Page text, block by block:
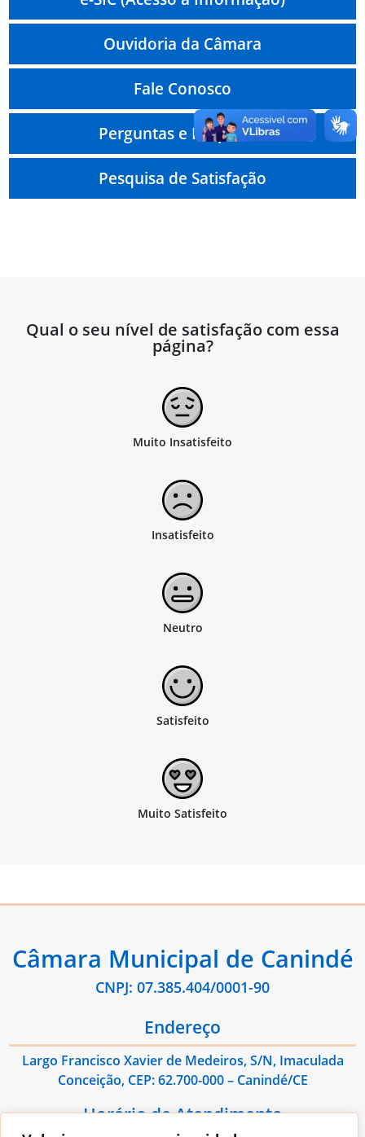
Ouvidoria da Câmara
Fale Conosco
Perguntas e Respostas
Pesquisa de Satisfação
Qual o seu nível de satisfação com essa
página?
Câmara Municipal de Canindé
CNPJ: 07.385.404/0001-90
Endereço
Largo Francisco Xavier de Medeiros, S/N, Imaculada
Conceição, CEP: 62.700-000 – Canindé/CE
Horário de Atendimento